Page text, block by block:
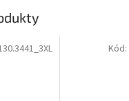
Kód: